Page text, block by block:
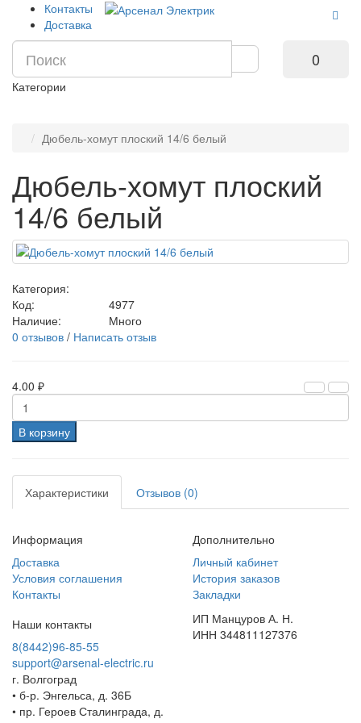
Контакты
Доставка
0
Категории
Дюбель-хомут плоский 14/6 белый
Дюбель-хомут плоский
14/6 белый
Категория:
Код:
4977
Наличие:
Много
0 отзывов / Написать отзыв
4.00 ₽
В корзину
Характеристики Отзывов (0)
Информация
Доставка
Условия соглашения
Контакты
Дополнительно
Личный кабинет
История заказов
Закладки
Наши контакты
8(8442)96-85-55
support@arsenal-electric.ru
г. Волгоград
• б-р. Энгельса, д. 36Б
• пр. Героев Сталинграда, д.
ИП Манцуров А. Н.
ИНН 344811127376